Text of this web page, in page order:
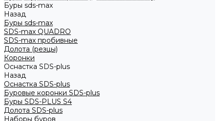
Буры sds-max
Назад
Буры sds-max
SDS-max QUADRO
SDS-max пробивные
Долота (резцы)
Коронки
Оснастка SDS-plus
Назад
Оснастка SDS-plus
Буровые коронки SDS-plus
Буры SDS-PLUS S4
Долота SDS-plus
Наборы буров